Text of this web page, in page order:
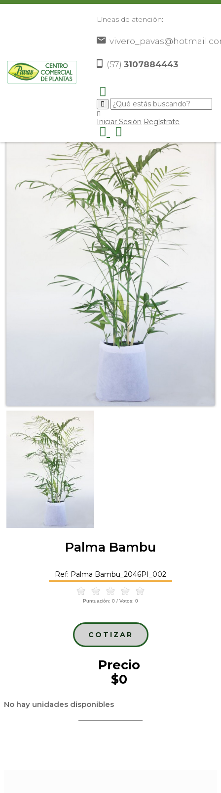
Líneas de atención:
(57) 3107884443
Iniciar Sesión Regístrate
Plantas> Palmas De Interior>Palma
Palma Bambu
Ref: Palma Bambu_2046PI_002
Puntuación: 0 / Votos: 0
COTIZAR
Precio
$0
No hay unidades disponibles